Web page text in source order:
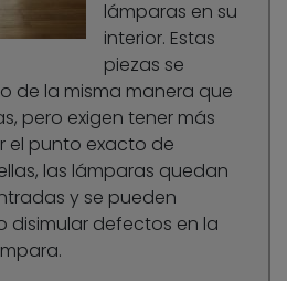
lámparas en su
interior. Estas
piezas se
de la misma manera que
pero exigen tener más
el punto exacto de
las lámparas quedan
y se pueden
disimular defectos en la